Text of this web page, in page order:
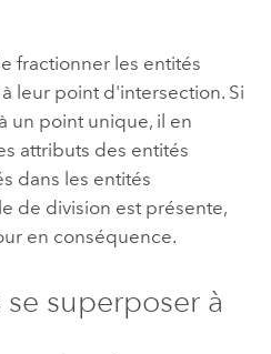
fractionner les entités
leur point d'intersection. Si
un point unique, il en
attributs des entités
dans les entités
de division est présente,
en conséquence.
superposer à